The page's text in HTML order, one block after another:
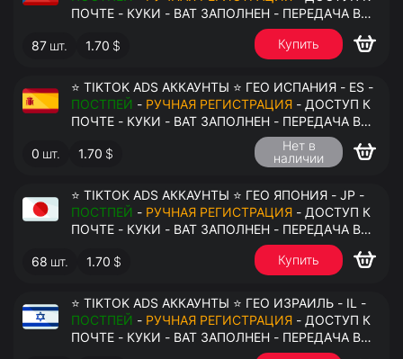
ПОЧТЕ - КУКИ - ВАТ ЗАПОЛНЕН - ПЕРЕДАЧА В
87 шт. 1.70 $ Купить
⭐ TIKTOK ADS АККАУНТЫ ⭐ ГЕО ИСПАНИЯ - ES -
ПОСТПЕЙ - РУЧНАЯ РЕГИСТРАЦИЯ - ДОСТУП К
ПОЧТЕ - КУКИ - ВАТ ЗАПОЛНЕН - ПЕРЕДАЧА В
0 шт. 1.70 $
Нет в
наличии
⭐ TIKTOK ADS АККАУНТЫ ⭐ ГЕО ЯПОНИЯ - JP -
ПОСТПЕЙ - РУЧНАЯ РЕГИСТРАЦИЯ - ДОСТУП К
ПОЧТЕ - КУКИ - ВАТ ЗАПОЛНЕН - ПЕРЕДАЧА В
68 шт. 1.70 $ Купить
⭐ TIKTOK ADS АККАУНТЫ ⭐ ГЕО ИЗРАИЛЬ - IL -
ПОСТПЕЙ - РУЧНАЯ РЕГИСТРАЦИЯ - ДОСТУП К
ПОЧТЕ - КУКИ - ВАТ ЗАПОЛНЕН - ПЕРЕДАЧА В